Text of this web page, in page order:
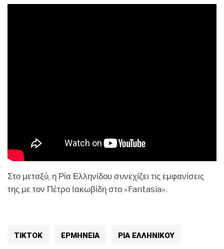
Στο μεταξύ, η Ρία Ελληνίδου συνεχίζει τις εμφανίσεις
της με τον Πέτρο Ιακωβίδη στο «Fantasia».
TIKTOK ΕΡΜΗΝΕΊΑ ΡΙΑ ΕΛΛΗΝΙΚΟΥ